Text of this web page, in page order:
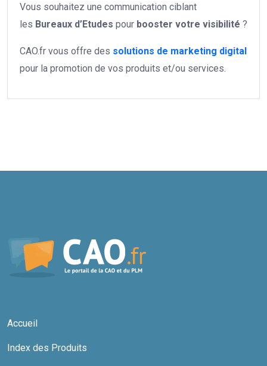
Vous souhaitez une communication ciblant
les Bureaux d’Etudes pour booster votre visibilité ?
CAO.fr vous offre des solutions de marketing digital
pour la promotion de vos produits et/ou services.
Accueil
Index des Produits